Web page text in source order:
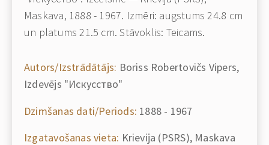
Maskava, 1888 - 1967. Izmēri: augstums 24.8 cm
un platums 21.5 cm. Stāvoklis: Teicams.
Autors/Izstrādātājs: Boriss Robertovičs Vipers,
Izdevējs "Искусство"
Dzimšanas dati/Periods: 1888 - 1967
Izgatavošanas vieta: Krievija (PSRS), Maskava